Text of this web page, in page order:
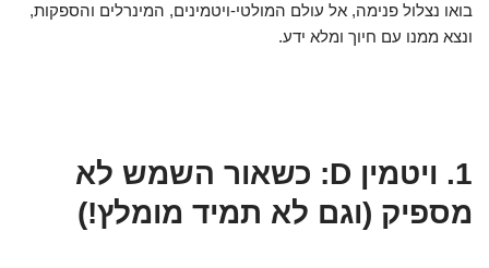
בואו נצלול פנימה, אל עולם המולטי-ויטמינים, המינרלים והספקות,
ונצא ממנו עם חיוך ומלא ידע.
1. ויטמין D: כשאור השמש לא
מספיק (וגם לא תמיד מומלץ!)